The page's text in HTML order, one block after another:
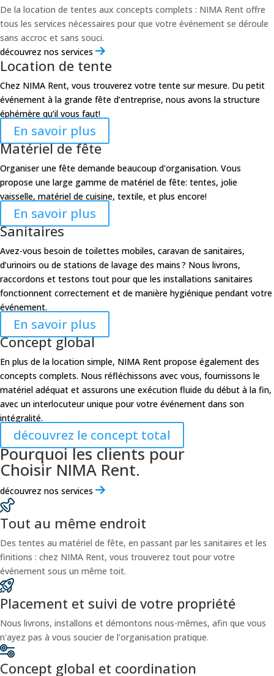
De la location de tentes aux concepts complets : NIMA Rent offre
tous les services nécessaires pour que votre événement se déroule
sans accroc et sans souci.
découvrez nos services
Location de tente
Chez NIMA Rent, vous trouverez votre tente sur mesure. Du petit
événement à la grande fête d’entreprise, nous avons la structure
éphémère qu’il vous faut!
En savoir plus
Matériel de fête
Organiser une fête demande beaucoup d'organisation. Vous
propose une large gamme de matériel de fête: tentes, jolie
vaisselle, matériel de cuisine, textile, et plus encore!
En savoir plus
Sanitaires
Avez-vous besoin de toilettes mobiles, caravan de sanitaires,
d’urinoirs ou de stations de lavage des mains ? Nous livrons,
raccordons et testons tout pour que les installations sanitaires
fonctionnent correctement et de manière hygiénique pendant votre
événement.
En savoir plus
Concept global
En plus de la location simple, NIMA Rent propose également des
concepts complets. Nous réfléchissons avec vous, fournissons le
matériel adéquat et assurons une exécution fluide du début à la fin,
avec un interlocuteur unique pour votre événement dans son
intégralité.
découvrez le concept total
Pourquoi les clients pour
Choisir NIMA Rent.
découvrez nos services
Tout au même endroit
Des tentes au matériel de fête, en passant par les sanitaires et les
finitions : chez NIMA Rent, vous trouverez tout pour votre
événement sous un même toit.
Placement et suivi de votre propriété
Nous livrons, installons et démontons nous-mêmes, afin que vous
n'ayez pas à vous soucier de l'organisation pratique.
Concept global et coordination